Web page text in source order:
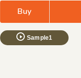
Buy
Sample1